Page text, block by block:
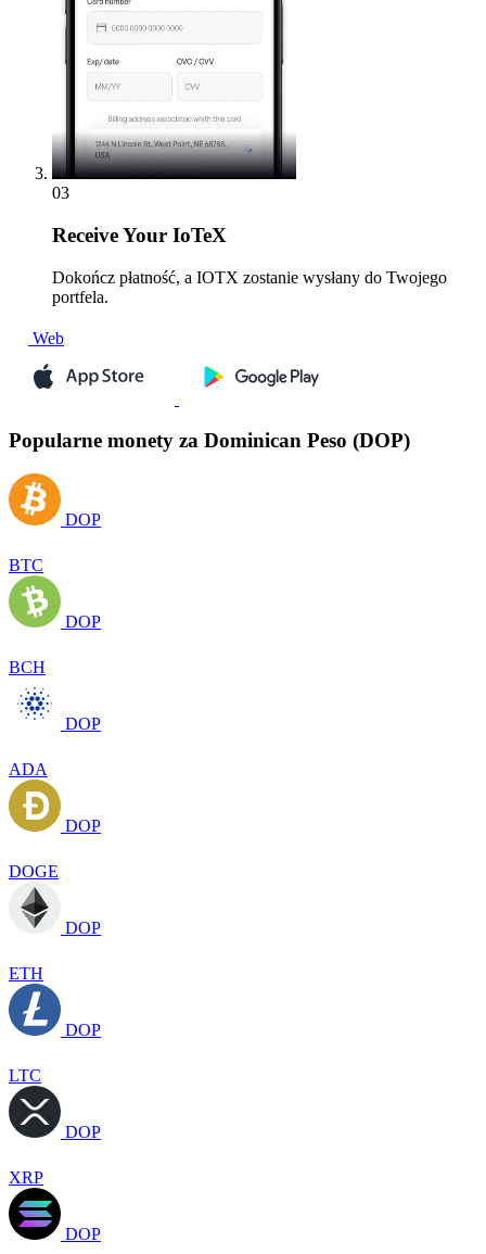
03
ReceiveYour IoTeX
Dokończ płatność, a IOTX zostanie wysłany do Twojego
portfela.
Web
Popularne monety za Dominican Peso (DOP)
DOP
BTC
DOP
BCH
DOP
ADA
DOP
DOGE
DOP
ETH
DOP
LTC
DOP
XRP
DOP